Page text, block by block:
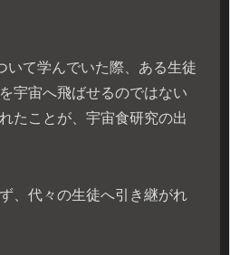
いて学んでいた際、ある生徒
宇宙へ飛ばせるのではない
たことが、宇宙食研究の出
、代々の生徒へ引き継がれ